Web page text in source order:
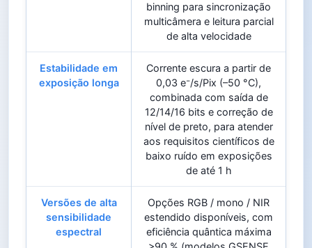
binning para sincronização
multicâmera e leitura parcial
de alta velocidade
Estabilidade em
exposição longa
Corrente escura a partir de
0,03 e⁻/s/Pix (–50 °C),
combinada com saída de
12/14/16 bits e correção de
nível de preto, para atender
aos requisitos científicos de
baixo ruído em exposições
de até 1 h
Versões de alta
sensibilidade
espectral
Opções RGB / mono / NIR
estendido disponíveis, com
eficiência quântica máxima